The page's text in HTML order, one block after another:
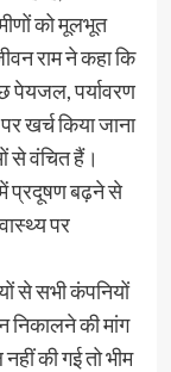
को मूलभूत
राम ने कहा कि
पेयजल, पर्यावरण
खर्च किया जाना
से वंचित हैं।
में प्रदूषण बढ़ने से
पर
से सभी कंपनियों
की मांग
की गई तो भीम